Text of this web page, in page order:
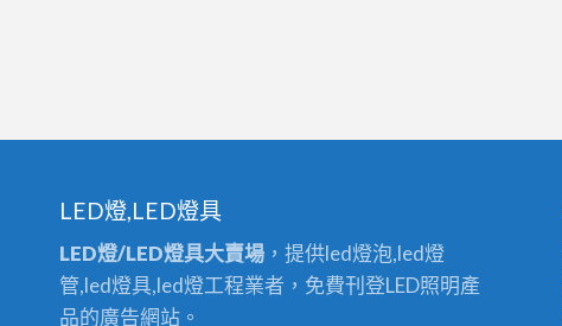
LED燈,LED燈具
LED燈/LED燈具大賣場 ，提供led燈泡,led燈
管,led燈具,led燈工程業者，免費刊登LED照明產
品的廣告網站。